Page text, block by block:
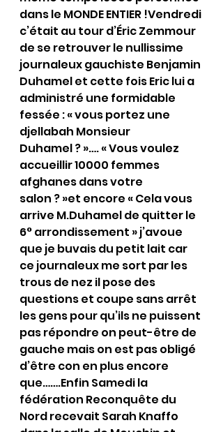
dans le MONDE ENTIER !Vendredi
c’était au tour d’Éric Zemmour
de se retrouver le nullissime
journaleux gauchiste Benjamin
Duhamel et cette fois Eric lui a
administré une formidable
fessée : « vous portez une
djellabah Monsieur
Duhamel ? »…. « Vous voulez
accueillir 10000 femmes
afghanes dans votre
salon ? »et encore « Cela vous
arrive M.Duhamel de quitter le
6° arrondissement » j’avoue
que je buvais du petit lait car
ce journaleux me sort par les
trous de nez il pose des
questions et coupe sans arrêt
les gens pour qu’ils ne puissent
pas répondre on peut-être de
gauche mais on est pas obligé
d’être con en plus encore
que…….Enfin Samedi la
fédération Reconquête du
Nord recevait Sarah Knaffo